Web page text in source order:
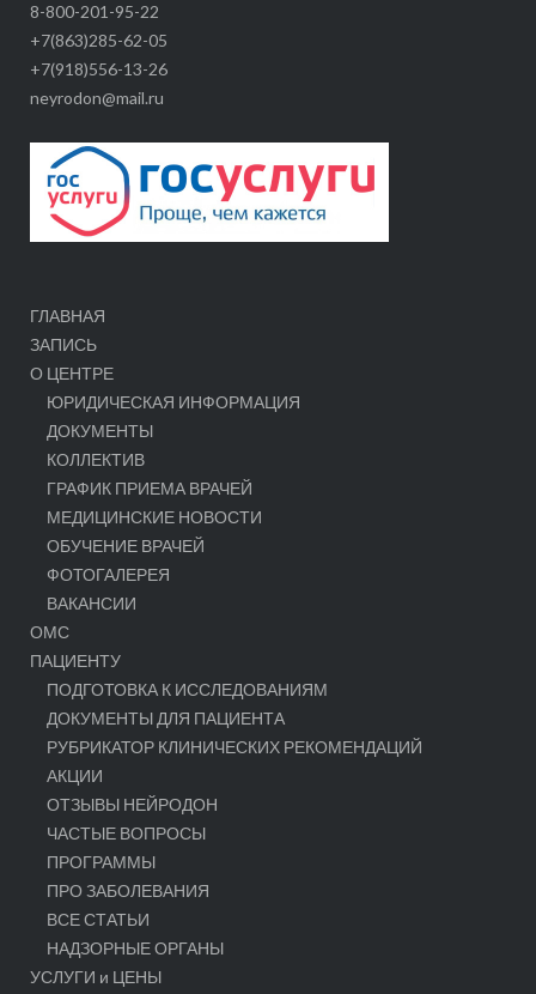
8-800-201-95-22
+7(863)285-62-05
+7(918)556-13-26
neyrodon@mail.ru
ГЛАВНАЯ
ЗАПИСЬ
О ЦЕНТРЕ
ЮРИДИЧЕСКАЯ ИНФОРМАЦИЯ
ДОКУМЕНТЫ
КОЛЛЕКТИВ
ГРАФИК ПРИЕМА ВРАЧЕЙ
МЕДИЦИНСКИЕ НОВОСТИ
ОБУЧЕНИЕ ВРАЧЕЙ
ФОТОГАЛЕРЕЯ
ВАКАНСИИ
ОМС
ПАЦИЕНТУ
ПОДГОТОВКА К ИССЛЕДОВАНИЯМ
ДОКУМЕНТЫ ДЛЯ ПАЦИЕНТА
РУБРИКАТОР КЛИНИЧЕСКИХ РЕКОМЕНДАЦИЙ
АКЦИИ
ОТЗЫВЫ НЕЙРОДОН
ЧАСТЫЕ ВОПРОСЫ
ПРОГРАММЫ
ПРО ЗАБОЛЕВАНИЯ
ВСЕ СТАТЬИ
НАДЗОРНЫЕ ОРГАНЫ
УСЛУГИ и ЦЕНЫ